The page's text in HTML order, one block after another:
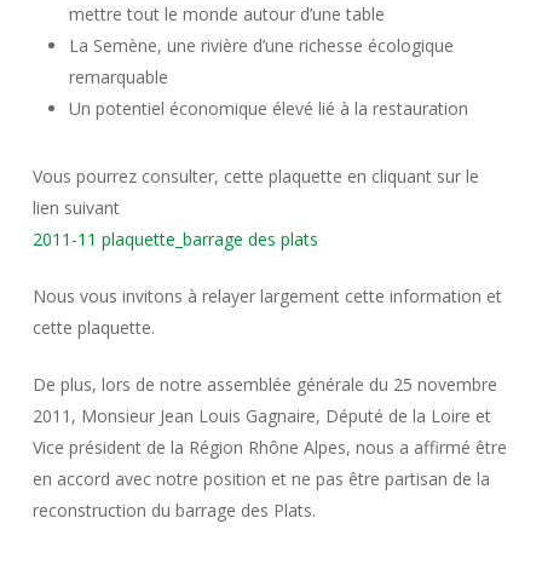
mettre tout le monde autour d’une table
La Semène, une rivière d’une richesse écologique
remarquable
Un potentiel économique élevé lié à la restauration
Vous pourrez consulter, cette plaquette en cliquant sur le
lien suivant
2011-11 plaquette_barrage des plats
Nous vous invitons à relayer largement cette information et
cette plaquette.
De plus, lors de notre assemblée générale du 25 novembre
2011, Monsieur Jean Louis Gagnaire, Député de la Loire et
Vice président de la Région Rhône Alpes, nous a affirmé être
en accord avec notre position et ne pas être partisan de la
reconstruction du barrage des Plats.